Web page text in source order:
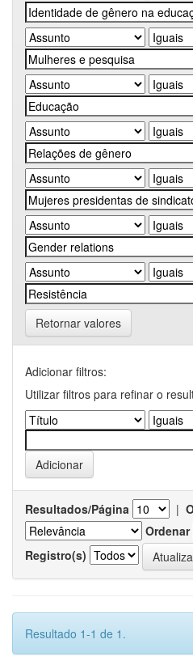
Retornar valores
Adicionar filtros:
Utilizar filtros para refinar o
Resultados/Página |
Ordenar
Registro(s)
Resultado 1-1 de 1.